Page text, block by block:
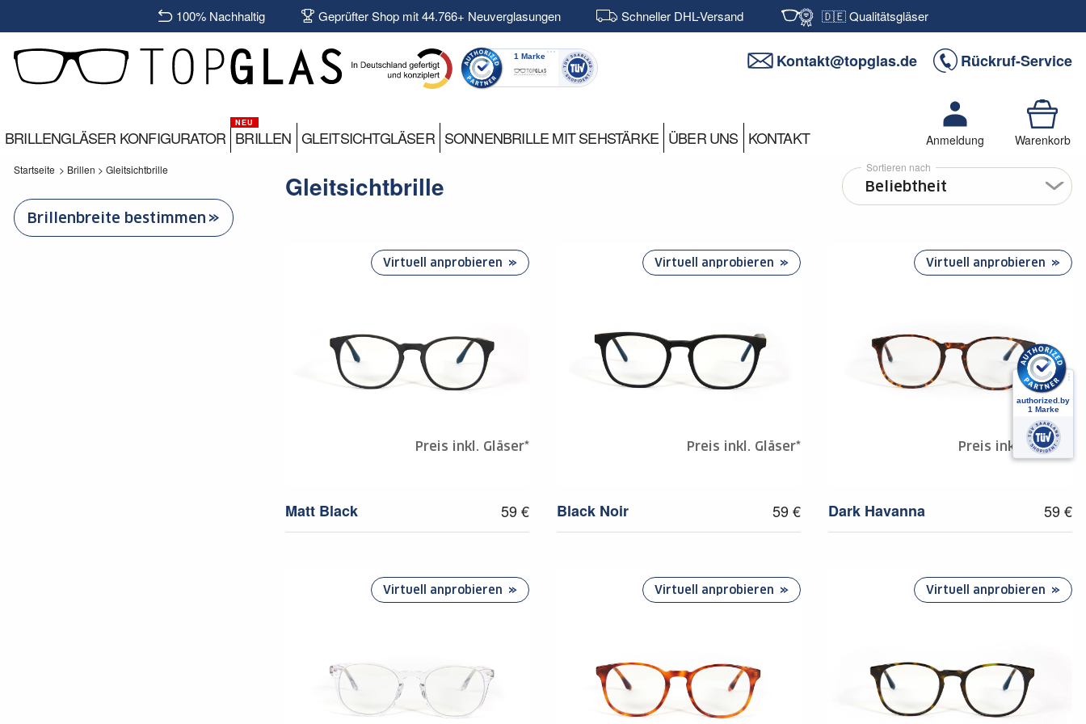
100% Nachhaltig Geprüfter Shop mit 44.766+ Neuverglasungen Schneller DHL-Versand 🇩🇪 Qualitätsgläser
Kontakt@topglas.de Rückruf-Service
BRILLENGLÄSER KONFIGURATOR BRILLEN GLEITSICHTGLÄSER SONNENBRILLE MIT SEHSTÄRKE ÜBER UNS KONTAKT Anmeldung Warenkorb
Startseite > Brillen > Gleitsichtbrille
Brillenbreite bestimmen
Gleitsichtbrille
Sortieren nach
Virtuell anprobieren
Preis inkl. Gläser*
Matt Black 59 €
Virtuell anprobieren
Preis inkl. Gläser*
Black Noir 59 €
Virtuell anprobieren
Preis inkl. Gläser*
Dark Havanna 59 €
Virtuell anprobieren Virtuell anprobieren Virtuell anprobieren